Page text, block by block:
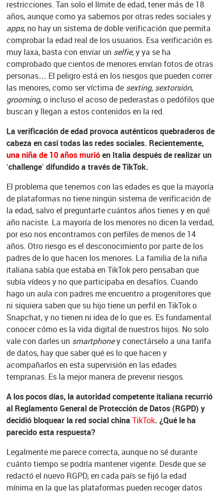
restricciones. Tan solo el límite de edad, tener más de 18
años, aunque como ya sabemos por otras redes sociales y
apps, no hay un sistema de doble verificación que permita
comprobar la edad real de los usuarios. Esa verificación es
muy laxa, basta con enviar un selfie, y ya se ha
comprobado que cientos de menores envían fotos de otras
personas… El peligro está en los riesgos que pueden correr
las menores, como ser víctima de sexting, sextorsión,
grooming, o incluso el acoso de pederastas o pedófilos que
buscan y llegan a estos contenidos en la red.
La verificación de edad provoca auténticos quebraderos de
cabeza en casi todas las redes sociales. Recientemente,
una niña de 10 años murióen Italia después de realizar un
‘challenge’ difundido a través de TikTok.
El problema que tenemos con las edades es que la mayoría
de plataformas no tiene ningún sistema de verificación de
la edad, salvo el preguntarte cuántos años tienes y en qué
año naciste. La mayoría de los menores no dicen la verdad,
por eso nos encontramos con perfiles de menos de 14
años. Otro riesgo es el desconocimiento por parte de los
padres de lo que hacen los menores. La familia de la niña
italiana sabía que estaba en TikTok pero pensaban que
subía vídeos y no que participaba en desafíos. Cuando
hago un aula con padres me encuentro a progenitores que
ni siquiera saben que su hijo tiene un perfil en TikTok o
Snapchat, y no tienen ni idea de lo que es. Es fundamental
conocer cómo es la vida digital de nuestros hijos. No solo
vale con darles un smartphoney conectárselo a una tarifa
de datos, hay que saber qué es lo que hacen y
acompañarlos en esta supervisión en las edades
tempranas. Es la mejor manera de prevenir riesgos.
A los pocos días, la autoridad competente italiana recurrió
al Reglamento General de Protección de Datos (RGPD) y
decidió bloquear la red social china TikTok. ¿Qué le ha
parecido esta respuesta?
Legalmente me parece correcta, aunque no sé durante
cuánto tiempo se podría mantener vigente. Desde que se
redactó el nuevo RGPD, en cada país se fijó la edad
mínima en la que las plataformas pueden recoger datos